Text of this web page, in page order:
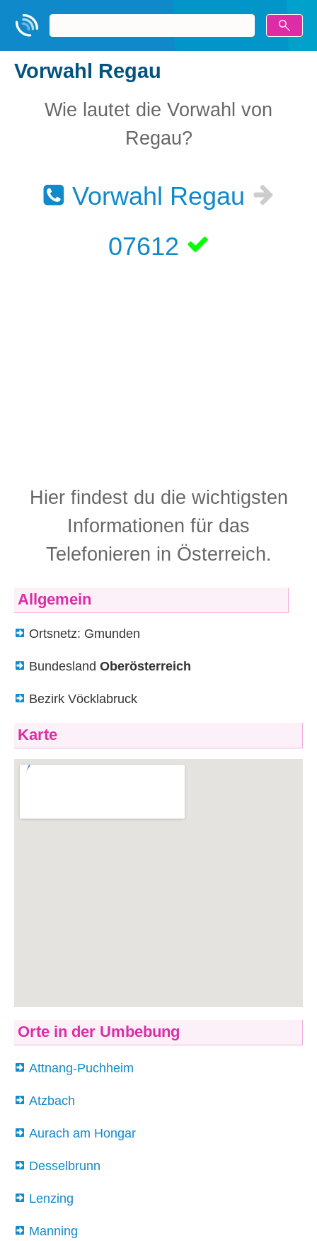
Vorwahl Regau
Wie lautet die Vorwahl von
Regau?
Vorwahl Regau
07612
Hier findest du die wichtigsten
Informationen für das
Telefonieren in Österreich.
Allgemein
Ortsnetz: Gmunden
Bundesland Oberösterreich
Bezirk Vöcklabruck
Karte
Orte in der Umbebung
Attnang-Puchheim
Atzbach
Aurach am Hongar
Desselbrunn
Lenzing
Manning